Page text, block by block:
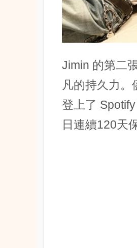
Jimin 的第二
凡的持久力
登上了
日連續120天